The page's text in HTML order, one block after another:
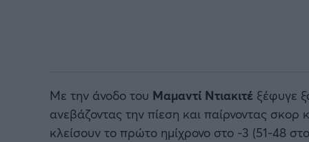
Με την άνοδο του Μαμαντί Ντιακιτέ ξέφυγε
ανεβάζοντας την πίεση και παίρνοντας σκορ
κλείσουν το πρώτο ημίχρονο στο -3 (51-48 στο